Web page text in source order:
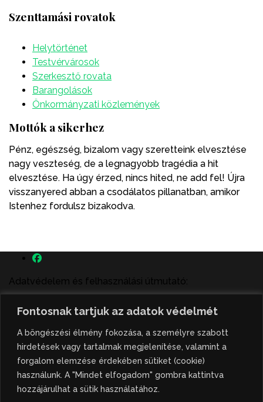
Fontosnak tartjuk az adatok védelmét
A böngészési élmény fokozása, a személyre szabott
hirdetések vagy tartalmak megjelenítése, valamint a
forgalom elemzése érdekében sütiket (cookie)
használunk. A "Mindet elfogadom" gombra kattintva
hozzájárulhat a sütik használatához.
Szenttamási rovatok
Helytörténet
Testvérvárosok
Szerkesztő rovata
Barangolások
Önkormányzati közlemények
Mottók a sikerhez
Pénz, egészség, bizalom vagy szeretteink elvesztése
nagy veszteség, de a legnagyobb tragédia a hit
elvesztése. Ha úgy érzed, nincs hited, ne add fel! Újra
visszanyered abban a csodálatos pillanatban, amikor
Istenhez fordulsz bizakodva.
Adatvédelem és felhasználási útmutató:
A szenttamás.rs magyar nyelvű internetes hírportálon
megjelenő szerzői írások, a híranyag és minden egyéb
tartalom a portált működtető Gion Nándor Kulturális
Központ szellemi tulajdonát képezik, amely szellemi
tulajdont a nemzetközi és szerbiai törvények védik. A
jogosulatlan felhasználás büntető- és polgári jogi
következményeket von maga után. A hírportálon